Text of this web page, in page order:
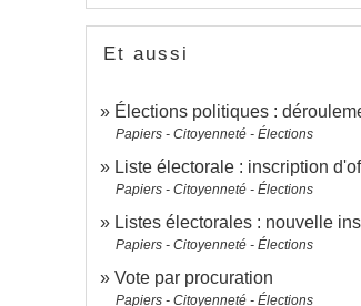
Et aussi
Élections politiques :
Papiers - Citoyenneté - Élections
Liste électorale : inscription
Papiers - Citoyenneté - Élections
Listes électorales : nouvelle
Papiers - Citoyenneté - Élections
Vote par procuration
Papiers - Citoyenneté - Élections